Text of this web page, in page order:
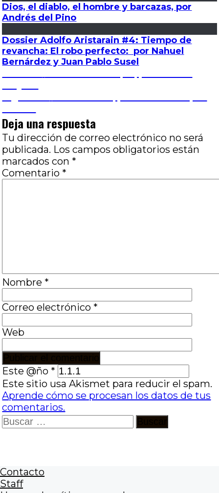
Dios, el diablo, el hombre y barcazas, por
Andrés del Pino
Dossier Adolfo Aristarain #4: Tiempo de
revancha: El robo perfecto: por Nahuel
Bernárdez y Juan Pablo Susel
Navegación
de
entradas
Deja una respuesta
Tu dirección de correo electrónico no será
publicada. Los campos obligatorios están
marcados con *
Comentario *
Nombre *
Correo electrónico *
Web
Este @ño *
Este sitio usa Akismet para reducir el spam.
Aprende cómo se procesan los datos de tus
comentarios.
Buscar:
Contacto
Staff